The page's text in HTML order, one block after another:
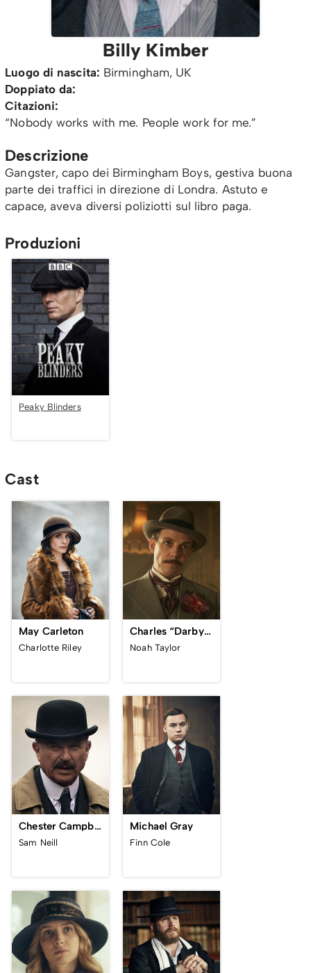
Billy Kimber
Luogo di nascita: Birmingham, UK
Doppiato da:
Citazioni:
“Nobody works with me. People work for me.”
Descrizione
Gangster, capo dei Birmingham Boys, gestiva buona
parte dei traffici in direzione di Londra. Astuto e
capace, aveva diversi poliziotti sul libro paga.
Produzioni
Peaky Blinders
Cast
May Carleton
Charlotte Riley
Charles “Darby” Sabini
Noah Taylor
Chester Campbell
Sam Neill
Michael Gray
Finn Cole